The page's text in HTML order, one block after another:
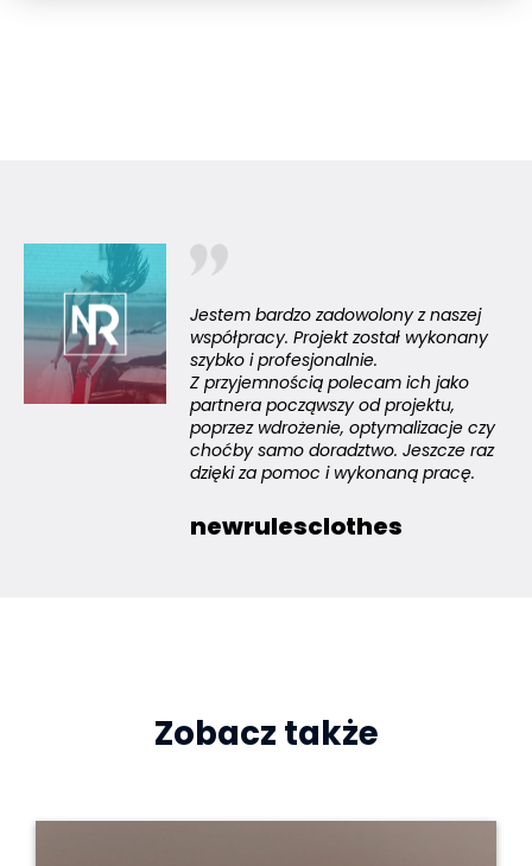
Jestem bardzo zadowolony z naszej
współpracy. Projekt został wykonany
szybko i profesjonalnie.
Z przyjemnością polecam ich jako
partnera począwszy od projektu,
poprzez wdrożenie, optymalizacje czy
choćby samo doradztwo. Jeszcze raz
dzięki za pomoc i wykonaną pracę.
newrulesclothes
Zobacz także